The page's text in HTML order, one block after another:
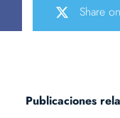
Share
Publicaciones